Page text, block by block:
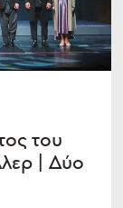
του
| Δύο